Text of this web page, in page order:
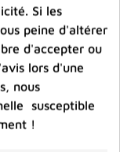
produit
Si les
peine d'altérer
d'accepter ou
lors d'une
nous
susceptible
!